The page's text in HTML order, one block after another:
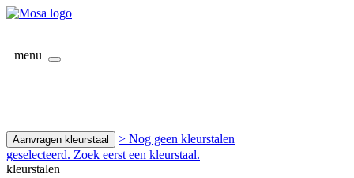
menu
Aanvragen kleurstaal
> Nog geen kleurstalen
geselecteerd. Zoek eerst een kleurstaal.
kleurstalen